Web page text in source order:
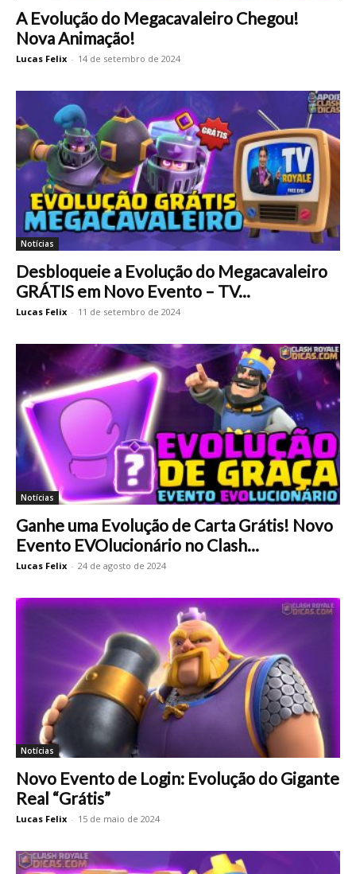
A Evolução do Megacavaleiro Chegou!
Nova Animação!
Lucas Felix - 14 de setembro de 2024
Notícias
Desbloqueie a Evolução do Megacavaleiro
GRÁTIS em Novo Evento – TV...
Lucas Felix - 11 de setembro de 2024
Notícias
Ganhe uma Evolução de Carta Grátis! Novo
Evento EVOlucionário no Clash...
Lucas Felix - 24 de agosto de 2024
Notícias
Novo Evento de Login: Evolução do Gigante
Real “Grátis”
Lucas Felix - 15 de maio de 2024